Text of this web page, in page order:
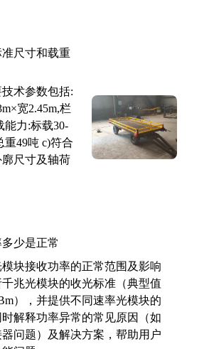
尺寸和载重
术参数包括:
宽2.45m,栏
能力:标载30-
重49吨 c)符合
尺寸及轴荷
少是正常
块接收功率的正常范围及影响
兆光模块的收光标准（典型值
），并提供不同速率光模块的
解释功率异常的常见原因（如
问题）及解决方案，帮助用户